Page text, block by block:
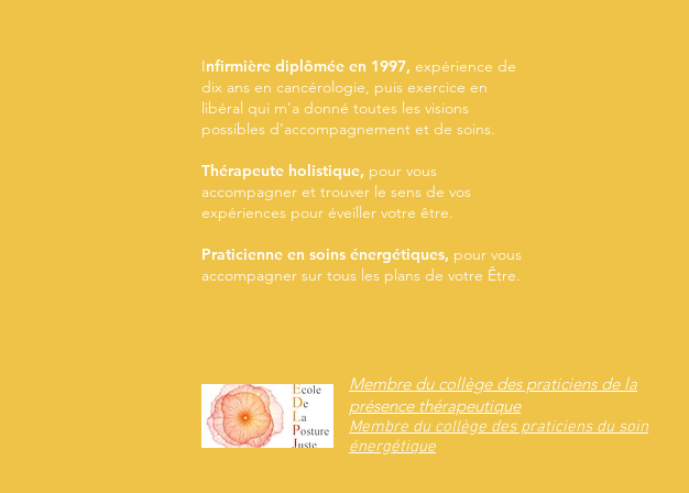
Infirmière diplômée en 1997, expérience de
dix ans en cancérologie, puis exercice en
libéral qui m’a donné toutes les visions
possibles d’accompagnement et de soins.
Thérapeute holistique, pour vous
accompagner et trouver le sens de vos
expériences pour éveiller votre être.
Praticienne en soins énergétiques, pour vous
accompagner sur tous les plans de votre Être.
Membre du collège des praticiens de la
présence thérapeutique
Membre du collège des praticiens du soin
énergétique